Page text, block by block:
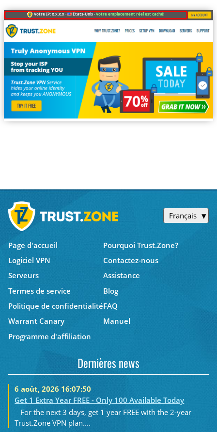
Votre IP: x.x.x.x · États-Unis ·Votre emplacement réel est caché!
Français
Page d'accueil
Pourquoi Trust.Zone?
Logiciel VPN
Contactez-nous
Serveurs
Assistance
Termes de service
Blog
Politique de confidentialitéFAQ
Warrant Canary
Manuel
Programme d'affiliation
Dernières news
6 août, 2026 16:07:50
Get 1 Extra Year FREE - Only 100 Available Today
For the next 3 days, get 1 year FREE with the 2-year
Trust.Zone VPN plan....